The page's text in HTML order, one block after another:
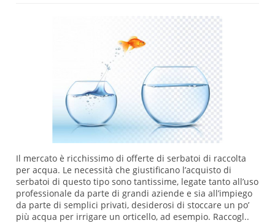
Il mercato è ricchissimo di offerte di serbatoi di raccolta
per acqua. Le necessità che giustificano l’acquisto di
serbatoi di questo tipo sono tantissime, legate tanto all’uso
professionale da parte di grandi aziende e sia all’impiego
da parte di semplici privati, desiderosi di stoccare un po’
più acqua per irrigare un orticello, ad esempio. Raccogl..